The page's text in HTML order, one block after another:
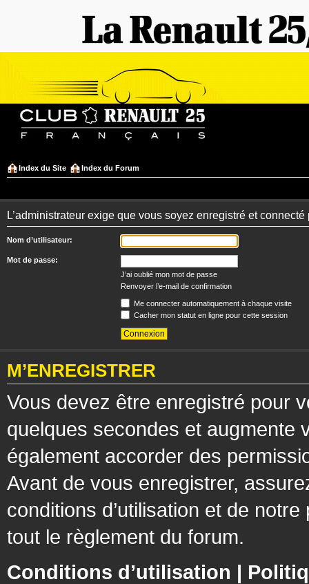
Index du Site Index du Forum
L’administrateur exige que vous soyez enregistré et
Nom d’utilisateur:
Mot de passe:
J’ai oublié mon mot de passe
Renvoyer l’e-mail de confirmation
Me connecter automatiquement à chaque visite
Cacher mon statut en ligne pour cette session
M’ENREGISTRER
Vous devez être enregistré pour
quelques secondes et augmente
également accorder des
Avant de vous enregistrer,
conditions d’utilisation et de
tout le règlement du forum.
Conditions d’utilisation |